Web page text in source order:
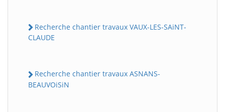
Recherche chantier travaux VAUX-LES-SAiNT-
CLAUDE
Recherche chantier travaux ASNANS-
BEAUVOiSiN